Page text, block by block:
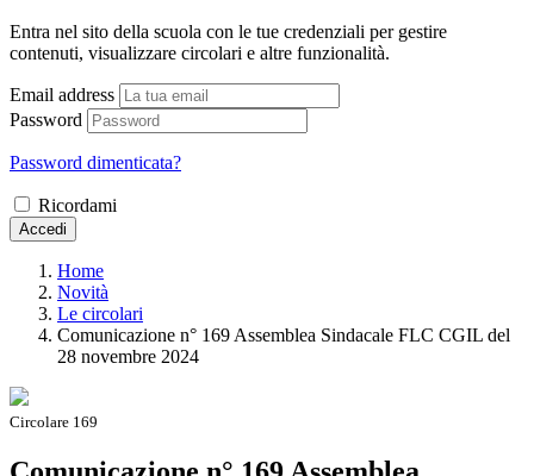
Entra nel sito della scuola con le tue credenziali per gestire
contenuti, visualizzare circolari e altre funzionalità.
Email address
Password
Password dimenticata?
Ricordami
Accedi
Home
Novità
Le circolari
Comunicazione n° 169 Assemblea Sindacale FLC CGIL del
28 novembre 2024
Circolare 169